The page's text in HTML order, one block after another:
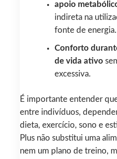
apoio
indireta na
fonte de energia.
Conforto
de vida ativo
excessiva.
É importante entender
entre indivíduos,
dieta, exercício, sono e
Plus não substitui uma
nem um plano de treino,